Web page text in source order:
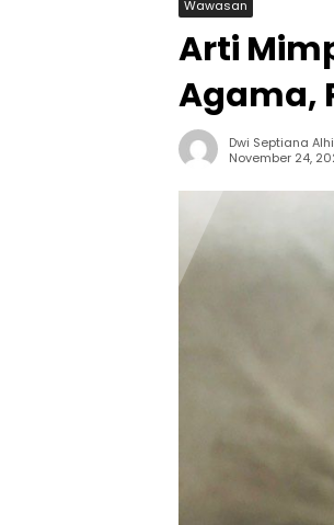
Wawasan
Arti
Agama,
Dwi Septiana
November 24,